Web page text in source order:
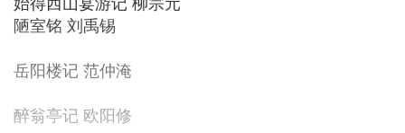
陋室铭 刘禹锡
岳阳楼记 范仲淹
醉翁亭记 欧阳修